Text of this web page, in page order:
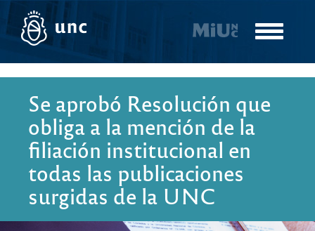
Pasar
contenido
Toggle
Se aprobó Resolución que
obliga a la mención de la
filiación institucional en
todas las publicaciones
surgidas de la UNC